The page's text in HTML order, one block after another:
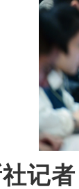
记